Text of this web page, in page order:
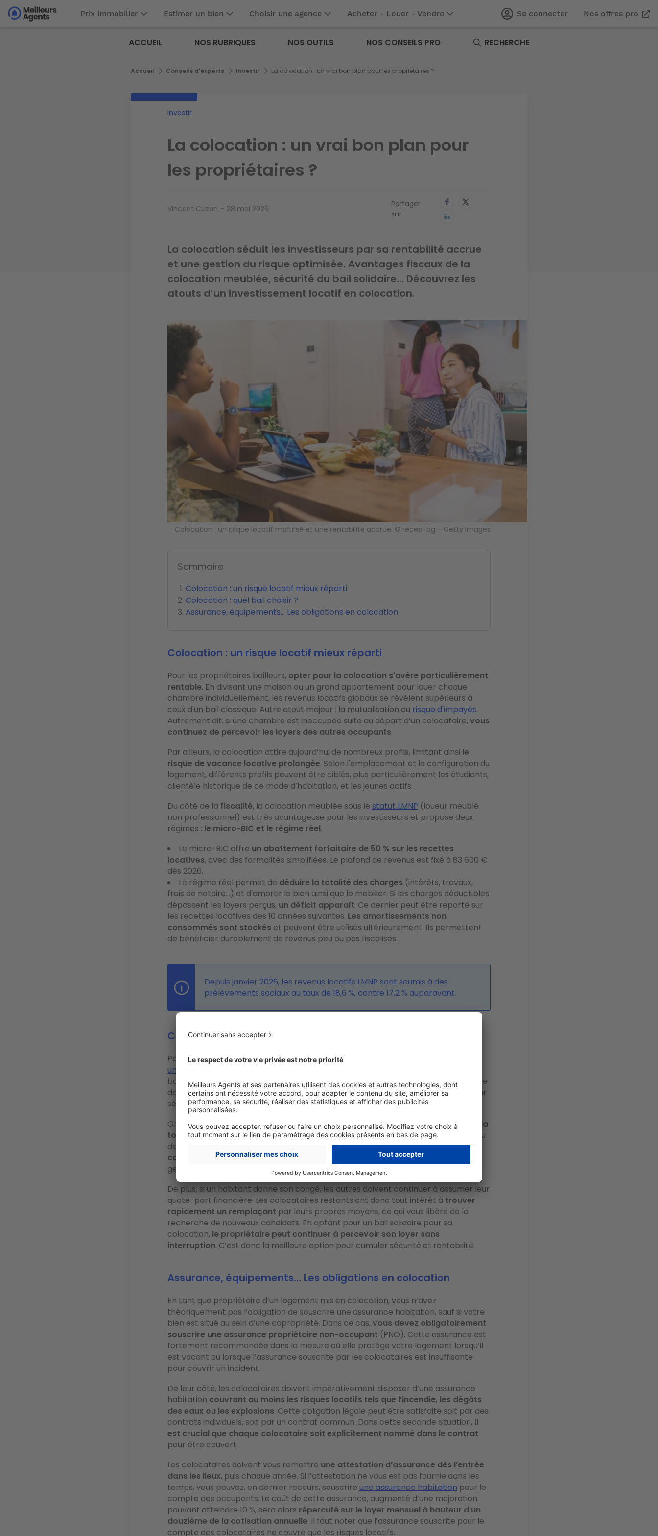
Aller
auAller au
Prix immobilier Estimer un bien Choisir une agence Acheter - Louer - Vendre Se connecter Nos offres pro
ACCUEIL NOS RUBRIQUES NOS OUTILS NOS CONSEILS PRO RECHERCHE
Fil
Accueil Conseils d'experts Investir La colocation : un vrai bon plan pour les propriétaires ?
Investir
La colocation : un vrai bon plan pour
les propriétaires ?
Vincent Cuzon 28 mai 2026
Partager
sur
La colocation séduit les investisseurs par sa rentabilité accrue
et une gestion du risque optimisée. Avantages fiscaux de la
colocation meublée, sécurité du bail solidaire… Découvrez les
atouts d’un investissement locatif en colocation.
Image
Colocation : un risque locatif maîtrisé et une rentabilité accrue. © recep-bg – Getty Images
Sommaire
Colocation : un risque locatif mieux réparti
Colocation : quel bail choisir ?
Assurance, équipements… Les obligations en colocation
Colocation : un risque locatif mieux réparti
Pour les propriétaires bailleurs, opter pour la colocation s'avère particulièrement
rentable. En divisant une maison ou un grand appartement pour louer chaque
chambre individuellement, les revenus locatifs globaux se révèlent supérieurs à
ceux d'un bail classique. Autre atout majeur : la mutualisation du risque d'impayés.
Autrement dit, si une chambre est inoccupée suite au départ d’un colocataire, vous
continuez de percevoir les loyers des autres occupants.
Par ailleurs, la colocation attire aujourd’hui de nombreux profils, limitant ainsi le
risque de vacance locative prolongée. Selon l'emplacement et la configuration du
logement, différents profils peuvent être ciblés, plus particulièrement les étudiants,
clientèle historique de ce mode d’habitation, et les jeunes actifs.
Du côté de la fiscalité, la colocation meublée sous le statut LMNP (loueur meublé
non professionnel) est très avantageuse pour les investisseurs et propose deux
régimes : le micro-BIC et le régime réel.
Le micro-BIC offre un abattement forfaitaire de 50 % sur les recettes
locatives, avec des formalités simplifiées. Le plafond de revenus est fixé à 83 600 €
dès 2026.
Le régime réel permet de déduire la totalité des charges (intérêts, travaux,
frais de notaire…) et d'amortir le bien ainsi que le mobilier. Si les charges déductibles
dépassent les loyers perçus, un déficit apparaît. Ce dernier peut être reporté sur
les recettes locatives des 10 années suivantes. Les amortissements non
consommés sont stockés et peuvent être utilisés ultérieurement. Ils permettent
de bénéficier durablement de revenus peu ou pas fiscalisés.
Depuis janvier 2026, les revenus locatifs LMNP sont soumis à des
prélèvements sociaux au taux de 18,6 %, contre 17,2 % auparavant.
Colocation : quel bail choisir ?
Pour votre colocation, deux options s'offrent à vous : le bail individuel ou le
unique
bailleurs. Le bail unique englobe l’ensemble des résidents. Son principal atout réside
dans l'intégration d'une clause de solidarité, un outil fortement recommandé pour
sécuriser votre investissement.
Grâce à cette clause,chaque occupant devient juridiquement responsable de la
totalité du loyer, des charges et des éventuelles dégradations. En cas d'impayé ou
de litige, vous pouvez
réclamer la totalité des sommes dues à n'importe quel
colocataire , sans avoir à identifier le responsable. Cela simplifie drastiquement la
gestion locative et protège vos revenus.
De plus, si un habitant donne son congé, les autres doivent continuer à assumer leur
quote-part financière. Les colocataires restants ont donc tout intérêt à trouver
rapidement un remplaçant par leurs propres moyens, ce qui vous libère de la
recherche de nouveaux candidats. En optant pour un bail solidaire pour sa
colocation, le propriétaire peut continuer à percevoir son loyer sans
interruption. C’est donc la meilleure option pour cumuler sécurité et rentabilité.
Assurance, équipements… Les obligations en colocation
En tant que propriétaire d’un logement mis en colocation, vous n’avez
théoriquement pas l’obligation de souscrire une assurance habitation, sauf si votre
bien est situé au sein d’une copropriété. Dans ce cas, vous devez obligatoirement
souscrire une assurance propriétaire non-occupant (PNO). Cette assurance est
fortement recommandée dans la mesure où elle protège votre logement lorsqu’il
est vacant ou lorsque l’assurance souscrite par les colocataires est insuffisante
pour couvrir un incident.
De leur côté, les colocataires doivent impérativement disposer d’une assurance
habitation couvrant au moins les risques locatifs tels que l’incendie, les dégâts
des eaux ou les explosions. Cette obligation légale peut être satisfaite soit par des
contrats individuels, soit par un contrat commun. Dans cette seconde situation, il
est crucial que chaque colocataire soit explicitement nommé dans le contrat
pour être couvert.
Les colocataires doivent vous remettre une attestation d’assurance dès l’entrée
dans les lieux, puis chaque année. Si l’attestation ne vous est pas fournie dans les
temps, vous pouvez, en dernier recours, souscrire une assurance habitation pour le
compte des occupants. Le coût de cette assurance, augmenté d’une majoration
pouvant atteindre 10 %, sera alors répercuté sur le loyer mensuel à hauteur d’un
douzième de la cotisation annuelle. Il faut noter que l’assurance souscrite pour le
compte des colocataires ne couvre que les risques locatifs.